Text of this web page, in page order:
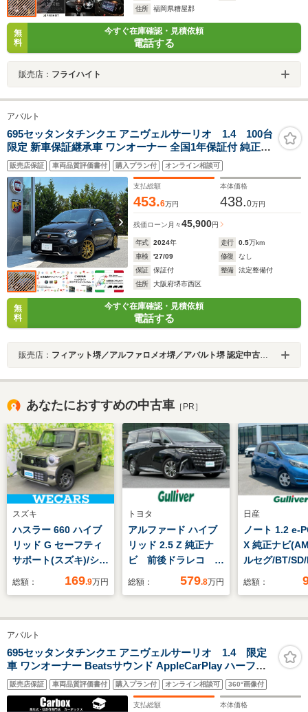
住所
福岡県糟屋郡
無
料
今すぐ在庫確認・見積依頼
電話する
販売店： フライハイト
アバルト
695セッタンタチンクエ アニヴェルサーリオ 1.4 100台
限定 新車保証継承車 ワンオーナー 全国1年保証付 純正ド
ラレコ前後 ETC bremboキャリパー Sabeltシート beats
オーディオ ゴールドデカール 17inAW CarPlay/Android
Auto Bluetooth 記録簿付 スペア―有
販売店保証 車両品質評価書付 購入プラン付 オンライン相談可
支払総額
453.6万円
本体価格
438.0万円
残価ローン 月々45,900円
年式 2024年 走行 0.5万km
車検
'27/09 修復
なし
保証
保証付 整備
法定整備付
住所
大阪府堺市西区
無
料
今すぐ在庫確認・見積依頼
電話する
販売店： フィアット堺／アルファロメオ堺／アバルト堺 認定中古車オートエキスパートセンター
あなたにおすすめの中古車 ［PR］
スズキ
ハスラー 660 ハイブ
リッド G セーフティ
サポート(スズキ)/シー
トヒーター 前席/ヘッ
アイドリングストッ
プ/エアバッグ 運転席/
エアバッグ 助手席/エ
アバッグ サイド
総額： 169.9万円
トヨタ
アルファード ハイブ
リッド 2.5 Z 純正ナ
ビ 前後ドラレコ パ
ノラミックモニター
ラインドスポットモニ
ルーズコントロール
オートハイライト
100V充電 両側パワ
ースライド
総額： 579.8万円
日産
ノート 1.2 e-
X 純正ナビ
ルセグ/BT/
全方位カメラ/
サー/デジタル
プアシスト/プ
スタート/電格
総額：
アバルト
695セッタンタチンクエ アニヴェルサーリオ 1.4 限定
車 ワンオーナー Beatsサウンド AppleCarPlay ハーフレ
ザーシート Bluetooth コーナーセンサー オートライト デ
ィスプレイ USB ステアリングリモコン オートエアコン
ドラレコ ETC アルミ17インチ 禁煙車
販売店保証 車両品質評価書付 購入プラン付 オンライン相談可 360°画像付
支払総額 本体価格